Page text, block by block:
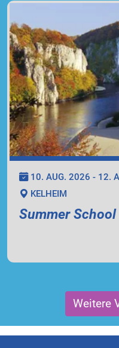
10. AUG. 2026 - 12.
KELHEIM
Summer
Weitere